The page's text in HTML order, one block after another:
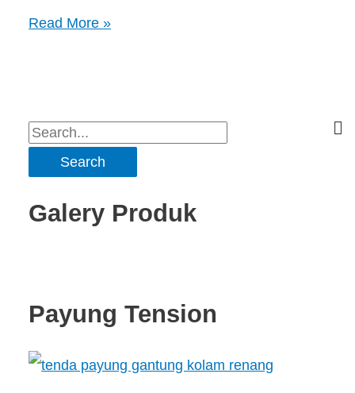
Read More »
Galery Produk
Payung Tension